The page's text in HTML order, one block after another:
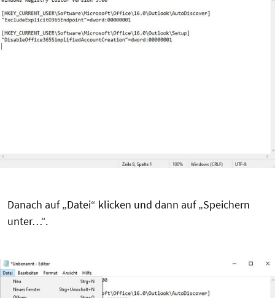
Danach auf „Datei“ klicken und dann auf „Speichern
unter…“.